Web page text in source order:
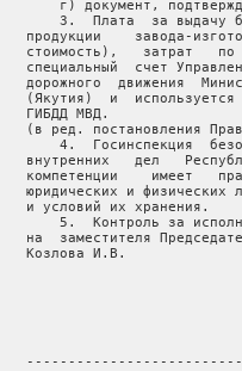
г) документ,
3.  Плата  за выдачу
продукции    завода-
стоимость),   затрат
специальный  счет
дорожного  движения
(Якутия)  и
   ГИБДД МВД.
(в ред. постановления
4.  Госинспекция
внутренних   дел
компетенции    имеет
юридических и физических
   и условий их хранения.
5.  Контроль за
на  заместителя
   Козлова И.В.